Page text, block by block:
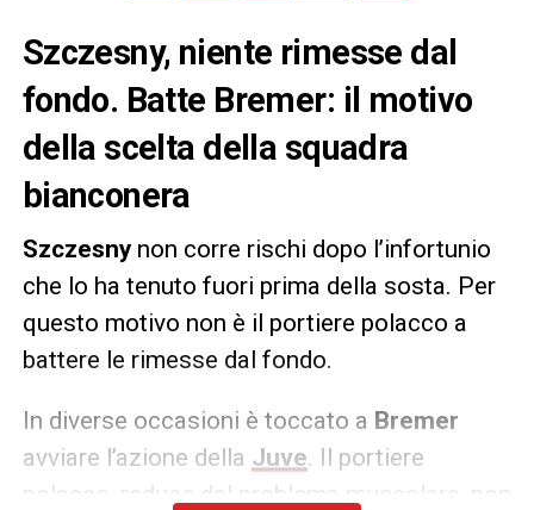
Szczesny, niente rimesse dal
fondo. Batte Bremer: il motivo
della scelta della squadra
bianconera
Szczesny non corre rischi dopo l’infortunio
che lo ha tenuto fuori prima della sosta. Per
questo motivo non è il portiere polacco a
battere le rimesse dal fondo.
In diverse occasioni è toccato a Bremer
avviare l’azione della Juve. Il portiere
polacco, reduce dal problema muscolare, non